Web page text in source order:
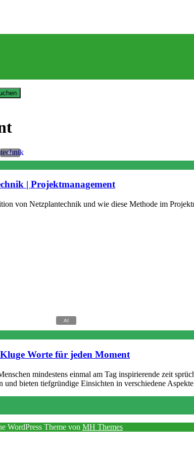
| Projektmanagement
von Netzplantechnik und wie diese Methode im
Worte für jeden Moment
mindestens einmal am Tag inspirierende zeit
und bieten tiefgründige Einsichten in verschiedene
WordPress Theme von MH Themes